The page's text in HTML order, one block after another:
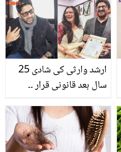
ارشد وارثی کی شادی 25
سال بعد قانونی قرار ۔۔
کا وقت کیوں لگا؟ سچائی
بتا دی